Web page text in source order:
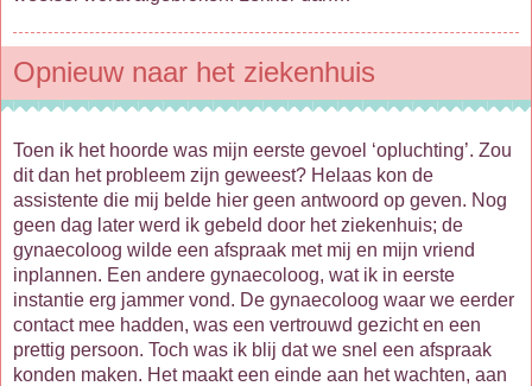
Opnieuw naar het ziekenhuis
Toen ik het hoorde was mijn eerste gevoel ‘opluchting’. Zou
dit dan het probleem zijn geweest? Helaas kon de
assistente die mij belde hier geen antwoord op geven. Nog
geen dag later werd ik gebeld door het ziekenhuis; de
gynaecoloog wilde een afspraak met mij en mijn vriend
inplannen. Een andere gynaecoloog, wat ik in eerste
instantie erg jammer vond. De gynaecoloog waar we eerder
contact mee hadden, was een vertrouwd gezicht en een
prettig persoon. Toch was ik blij dat we snel een afspraak
konden maken. Het maakt een einde aan het wachten, aan